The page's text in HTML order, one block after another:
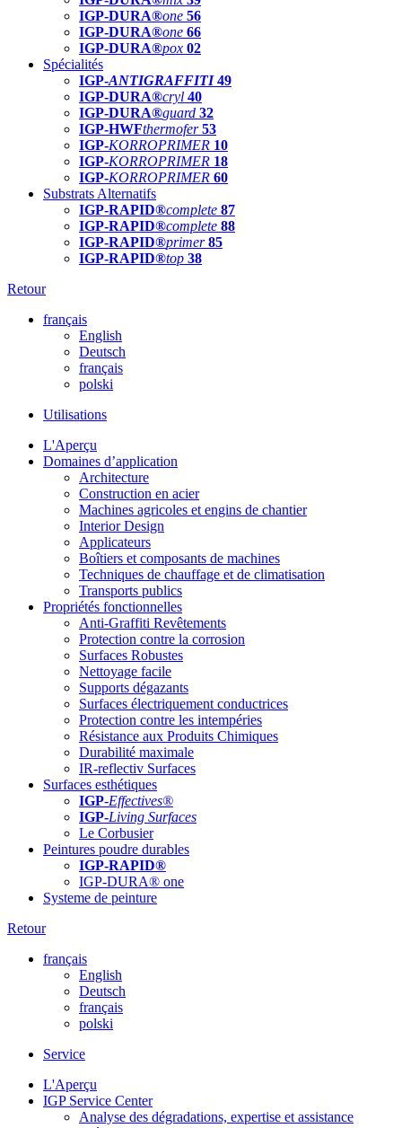
IGP-DURA®one 56
IGP-DURA®one 66
IGP-DURA®pox 02
Spécialités
IGP-ANTIGRAFFITI49
IGP-DURA®cryl 40
IGP-DURA®guard 32
IGP-HWFthermofer 53
IGP-KORROPRIMER 10
IGP-KORROPRIMER 18
IGP-KORROPRIMER 60
Substrats Alternatifs
IGP-RAPID®complete 87
IGP-RAPID®complete 88
IGP-RAPID®primer 85
IGP-RAPID®top 38
Retour
français
English
Deutsch
français
polski
Utilisations
L'Aperçu
Domaines d’application
Architecture
Construction en acier
Machines agricoles et engins de chantier
Interior Design
Applicateurs
Boîtiers et composants de machines
Techniques de chauffage et de climatisation
Transports publics
Propriétés fonctionnelles
Anti-Graffiti Revêtements
Protection contre la corrosion
Surfaces Robustes
Nettoyage facile
Supports dégazants
Surfaces électriquement conductrices
Protection contre les intempéries
Résistance aux Produits Chimiques
Durabilité maximale
IR-reflectiv Surfaces
Surfaces esthétiques
IGP-Effectives®
IGP-Living Surfaces
Le Corbusier
Peintures poudre durables
IGP-RAPID®
IGP-DURA® one
Systeme de peinture
Retour
français
English
Deutsch
français
polski
Service
L'Aperçu
IGP Service Center
Analyse des dégradations, expertise et assistance